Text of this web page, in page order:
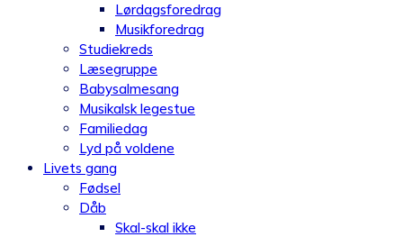
Lørdagsforedrag
Musikforedrag
Studiekreds
Læsegruppe
Babysalmesang
Musikalsk legestue
Familiedag
Lyd på voldene
Livets gang
Fødsel
Dåb
Skal-skal ikke